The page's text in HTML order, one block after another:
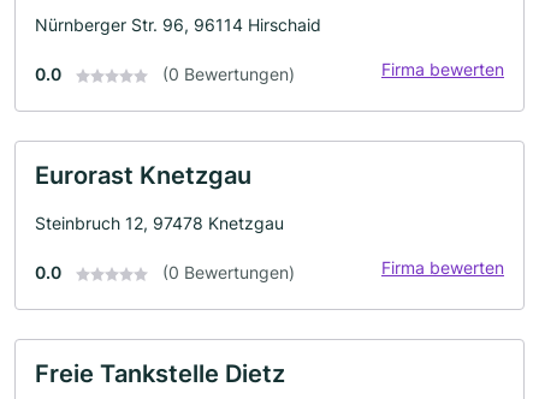
Nürnberger Str. 96, 96114 Hirschaid
0.0 (0 Bewertungen) Firma bewerten
Eurorast Knetzgau
Steinbruch 12, 97478 Knetzgau
0.0 (0 Bewertungen) Firma bewerten
Freie Tankstelle Dietz